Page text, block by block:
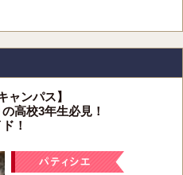
ャンパス】
高校3年生必見！
！